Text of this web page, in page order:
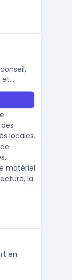
et
locales.
matériel
la
en